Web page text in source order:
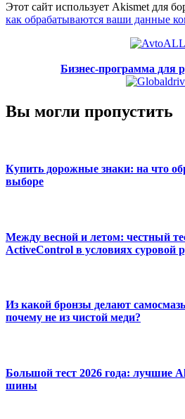
Этот сайт использует Akismet для
как обрабатываются ваши данные
Бизнес-программа для
Вы могли пропустить
Купить дорожные знаки: на что
выборе
Между весной и летом: честный
ActiveControl в условиях суровой
Из какой бронзы делают
почему не из чистой меди?
Большой тест 2026 года: лучшие
шины